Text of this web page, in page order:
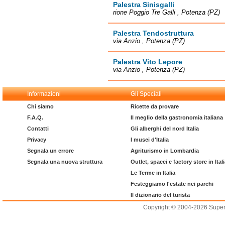
Palestra Sinisgalli
rione Poggio Tre Galli , Potenza (PZ)
Palestra Tendostruttura
via Anzio , Potenza (PZ)
Palestra Vito Lepore
via Anzio , Potenza (PZ)
Informazioni Gli Speciali
Chi siamo
F.A.Q.
Contatti
Privacy
Segnala un errore
Segnala una nuova struttura
Ricette da provare
Il meglio della gastronomia italiana
Gli alberghi del nord Italia
I musei d'Italia
Agriturismo in Lombardia
Outlet, spacci e factory store in
Le Terme in Italia
Festeggiamo l'estate nei parchi
Il dizionario del turista
Copyright © 2004-2026